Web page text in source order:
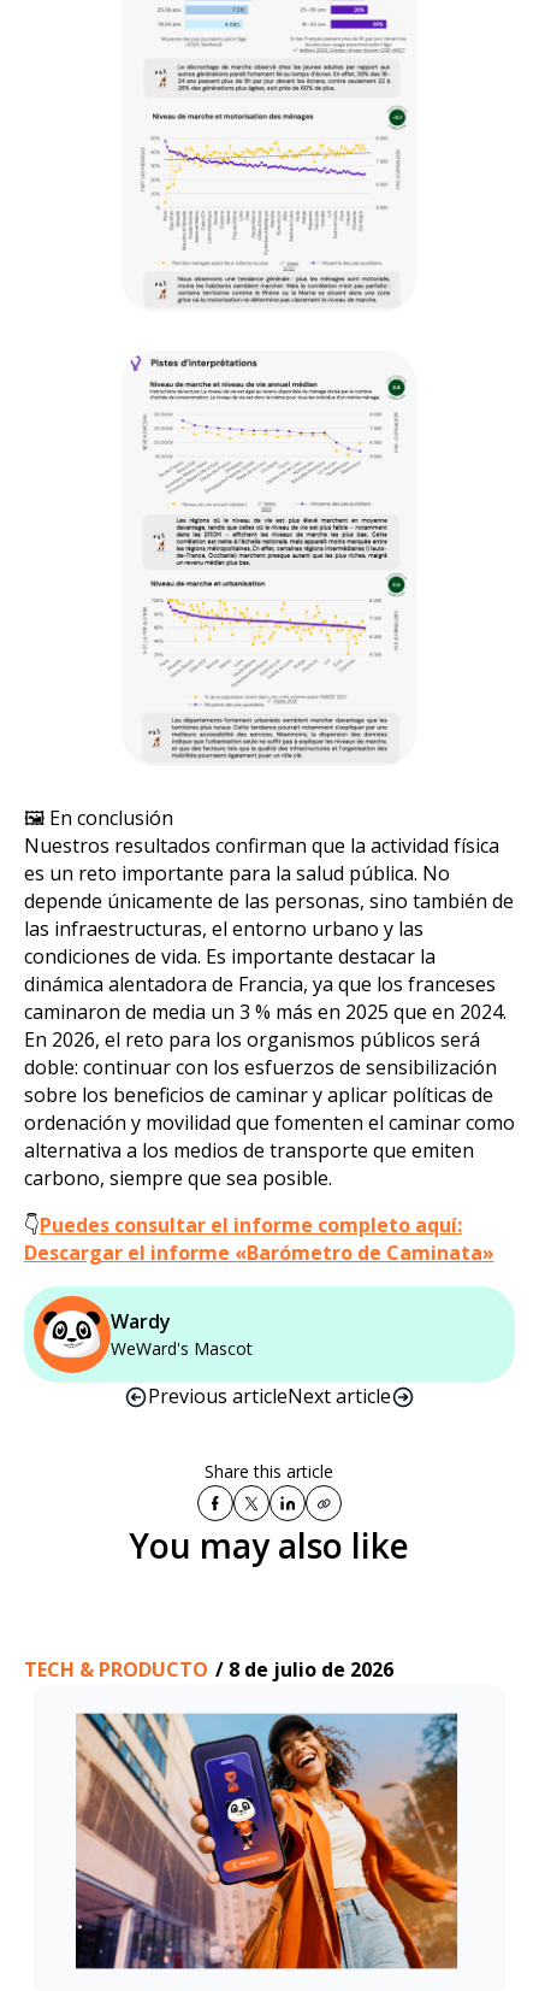
🖼️ En conclusión
Nuestros resultados confirman que la actividad física
es un reto importante para la salud pública. No
depende únicamente de las personas, sino también de
las infraestructuras, el entorno urbano y las
condiciones de vida. Es importante destacar la
dinámica alentadora de Francia, ya que los franceses
caminaron de media un 3 % más en 2025 que en 2024.
En 2026, el reto para los organismos públicos será
doble: continuar con los esfuerzos de sensibilización
sobre los beneficios de caminar y aplicar políticas de
ordenación y movilidad que fomenten el caminar como
alternativa a los medios de transporte que emiten
carbono, siempre que sea posible.
👇Puedes consultar el informe completo aquí:
Descargar el informe «Barómetro de Caminata»
Wardy
WeWard's Mascot
Previous articleNext article
Share this article
You may also like
TECH & PRODUCTO / 8 de julio de 2026